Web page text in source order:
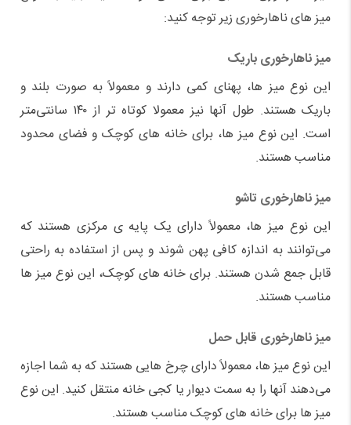
میز های ناهارخوری زیر توجه کنید:
میز ناهارخوری باریک
این نوع میز ها، پهنای کمی دارند و معمولاً به صورت بلند و
باریک هستند. طول آنها نیز معمولا کوتاه ‌تر از ۱۴۰ سانتی‌متر
است. این نوع میز ها، برای خانه ‌های کوچک و فضای محدود
مناسب هستند.
میز ناهارخوری تاشو
این نوع میز ها، معمولاً دارای یک پایه ‌ی مرکزی هستند که
می‌توانند به اندازه کافی پهن شوند و پس از استفاده به راحتی
قابل جمع شدن هستند. برای خانه‌ های کوچک، این نوع میز ها
مناسب هستند.
میز ناهارخوری قابل حمل
این نوع میز ها، معمولاً دارای چرخ ‌هایی هستند که به شما اجازه
می‌دهند آنها را به سمت دیوار یا کجی خانه منتقل کنید. این نوع
میز ها برای خانه ‌های کوچک مناسب هستند.